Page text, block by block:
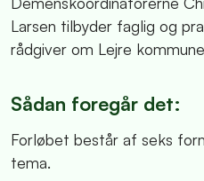
Larsen tilbyder faglig og
rådgiver om Lejre
Sådan foregår det:
Forløbet består af seks
tema.